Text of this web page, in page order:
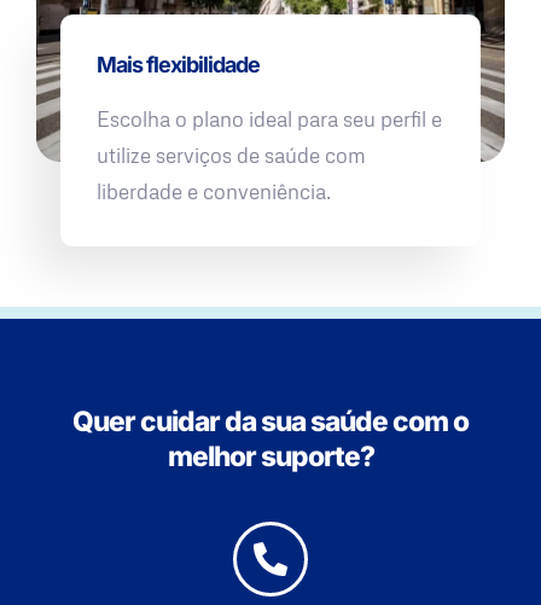
Mais flexibilidade
Escolha o plano ideal para seu perfil e
utilize serviços de saúde com
liberdade e conveniência.
Quer cuidar da sua saúde com o
melhor suporte?